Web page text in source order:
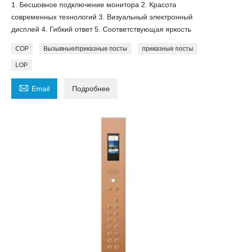
1. Бесшовное подключение монитора 2. Красота
современных технологий 3. Визуальный электронный
дисплей 4. Гибкий ответ 5. Соответствующая яркость
COP Вызывные/приказные посты приказные посты
LOP
 Email Подробнее